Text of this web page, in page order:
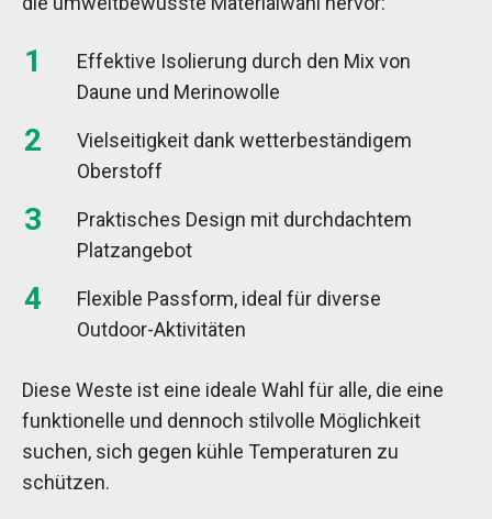
Effektive Isolierung durch den Mix von
Daune und Merinowolle
Vielseitigkeit dank wetterbeständigem
Oberstoff
Praktisches Design mit durchdachtem
Platzangebot
Flexible Passform, ideal für diverse
Outdoor-Aktivitäten
Diese Weste ist eine ideale Wahl für alle, die eine
funktionelle und dennoch stilvolle Möglichkeit
suchen, sich gegen kühle Temperaturen zu
schützen.